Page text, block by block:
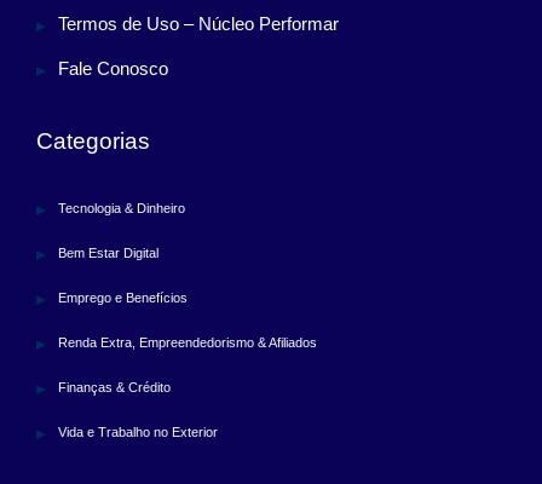
Termos de Uso – Núcleo Performar
Fale Conosco
Categorias
Tecnologia & Dinheiro
Bem Estar Digital
Emprego e Benefícios
Renda Extra, Empreendedorismo & Afiliados
Finanças & Crédito
Vida e Trabalho no Exterior